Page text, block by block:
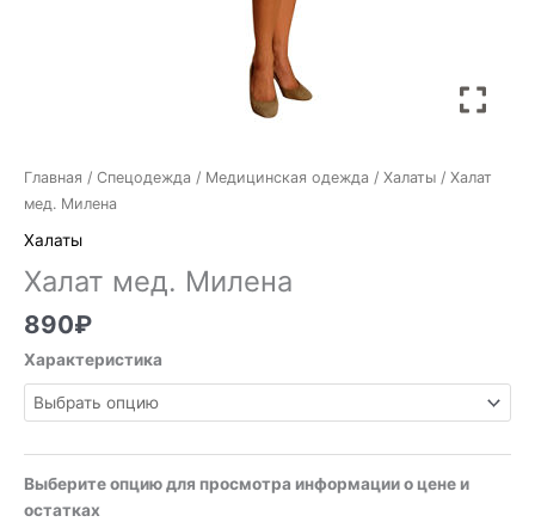
Главная / Спецодежда / Медицинская одежда / Халаты / Халат
мед. Милена
Халаты
Халат мед. Милена
890₽
Характеристика
Выберите опцию для просмотра информации о цене и
остатках